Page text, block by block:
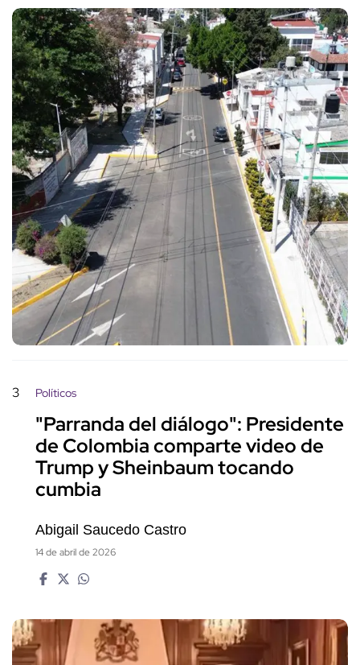
3 Políticos
"Parranda del diálogo": Presidente
de Colombia comparte video de
Trump y Sheinbaum tocando
cumbia
Abigail Saucedo Castro
14 de abril de 2026